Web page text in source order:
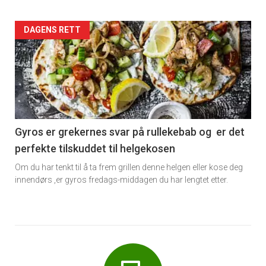
Forsiden
akkurat
nå
-
6
DAGENS RETT
Gyros er grekernes svar på rullekebab og er det
perfekte tilskuddet til helgekosen
Om du har tenkt til å ta frem grillen denne helgen eller kose deg
innendørs ,er gyros fredags-middagen du har lengtet etter.